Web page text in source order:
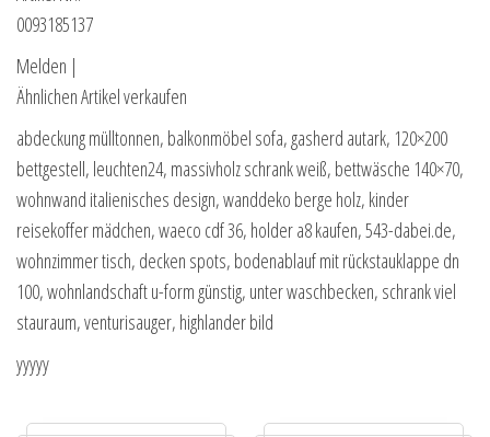
0093185137
Melden |
Ähnlichen Artikel verkaufen
abdeckung mülltonnen, balkonmöbel sofa, gasherd autark, 120×200
bettgestell, leuchten24, massivholz schrank weiß, bettwäsche 140×70,
wohnwand italienisches design, wanddeko berge holz, kinder
reisekoffer mädchen, waeco cdf 36, holder a8 kaufen, 543-dabei.de,
wohnzimmer tisch, decken spots, bodenablauf mit rückstauklappe dn
100, wohnlandschaft u-form günstig, unter waschbecken, schrank viel
stauraum, venturisauger, highlander bild
yyyyy